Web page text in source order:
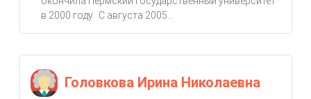
в 2000 году. С августа 2005...
Головкова Ирина Николаевна